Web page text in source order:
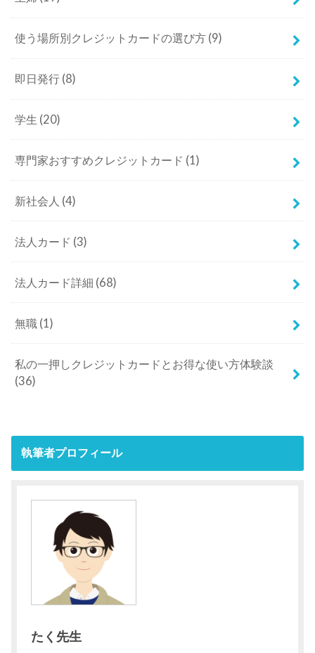
使う場所別クレジットカードの選び方 (9)
即日発行 (8)
学生 (20)
専門家おすすめクレジットカード (1)
新社会人 (4)
法人カード (3)
法人カード詳細 (68)
無職 (1)
私の一押しクレジットカードとお得な使い方体験談
(36)
執筆者プロフィール
たく先生